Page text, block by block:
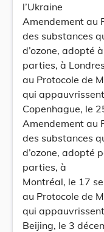
l’Ukraine
Amendement au
des substances
d’ozone, adopté
parties, à
au Protocole de
qui appauvrissent
Copenhague, le
Amendement au
des substances
d’ozone, adopté
parties, à
Montréal, le 17
au Protocole de
qui appauvrissent
Beijing, le 3